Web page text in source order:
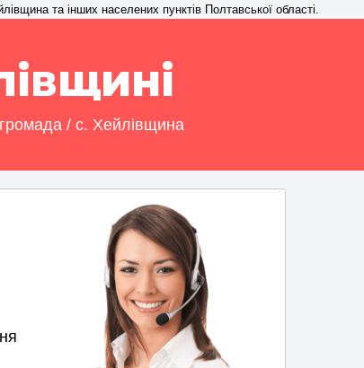
та інших населених пунктів Полтавської області.
/ с. Хейлівщина